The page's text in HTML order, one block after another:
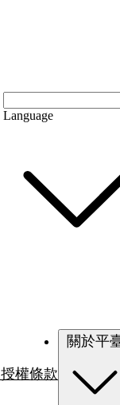
Language
授權條款